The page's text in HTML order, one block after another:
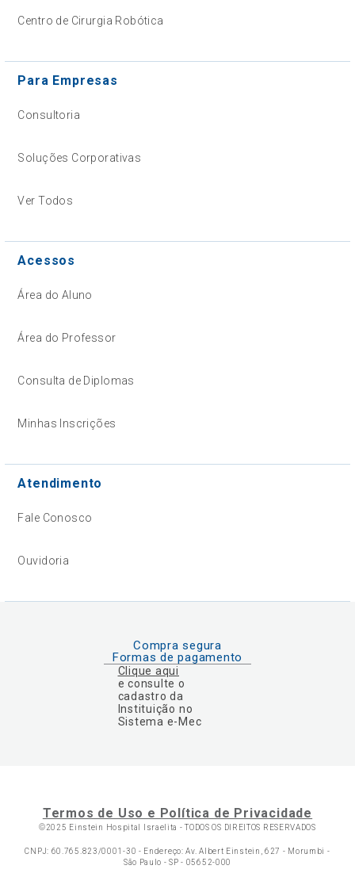
Centro de Cirurgia Robótica
Para Empresas
Consultoria
Soluções Corporativas
Ver Todos
Acessos
Área do Aluno
Área do Professor
Consulta de Diplomas
Minhas Inscrições
Atendimento
Fale Conosco
Ouvidoria
Compra segura
Formas de pagamento
Clique aqui
e consulte o
cadastro da
Instituição no
Sistema e-Mec
Termos de Uso e Política de Privacidade
©2025 Einstein Hospital Israelita -TODOS OS DIREITOS RESERVADOS
CNPJ: 60.765.823/0001-30 - Endereço: Av. Albert Einstein, 627 - Morumbi -
São Paulo - SP - 05652-000